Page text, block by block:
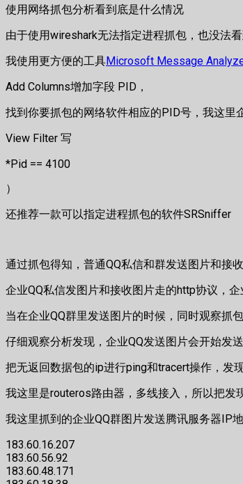
使用网络抓包分析看到底是什么情况
由于使用wireshark无法指定进程抓包，也没法
我使用更方便的工具Microsoft Message
Add Columns增加字段 PID，
找到你要抓包的网络软件相应的PID号，我这里
View Filter 写
*Pid == 4100
）
还推荐一款可以指定进程抓包的软件SRSniffer
通过抓包得知，普通QQ私信和群发送图片和接
企业QQ私信发图片和接收图片走的http协议，
当在企业QQ群里发送图片的时候，同时观察抓包
仔细观察分析发现，企业QQ发送图片会开始发
把无返回数据包的ip进行ping和tracert操作，发
我这里是routeros路由器，多线接入，所以把
我这里抓到的企业QQ群图片发送腾讯服务器IP
183.60.16.207
183.60.56.92
183.60.48.171